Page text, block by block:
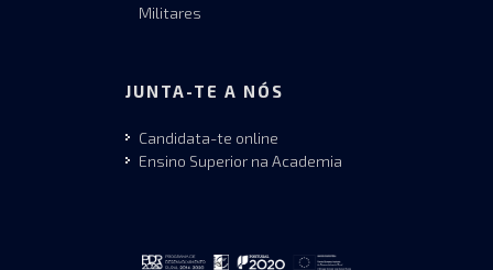
Militares
JUNTA-TE A NÓS
Candidata-te online
Ensino Superior na Academia